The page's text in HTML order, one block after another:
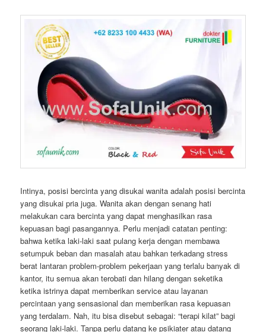
Intinya, posisi bercinta yang disukai wanita adalah posisi bercinta
yang disukai pria juga. Wanita akan dengan senang hati
melakukan cara bercinta yang dapat menghasilkan rasa
kepuasan bagi pasangannya. Perlu menjadi catatan penting:
bahwa ketika laki-laki saat pulang kerja dengan membawa
setumpuk beban dan masalah atau bahkan terkadang stress
berat lantaran problem-problem pekerjaan yang terlalu banyak di
kantor, itu semua akan terobati dan hilang dengan seketika
ketika istrinya dapat memberikan service atau layanan
percintaan yang sensasional dan memberikan rasa kepuasan
yang terdalam. Nah, itu bisa disebut sebagai: “terapi kilat” bagi
seorang laki-laki. Tanpa perlu datang ke psikiater atau datang